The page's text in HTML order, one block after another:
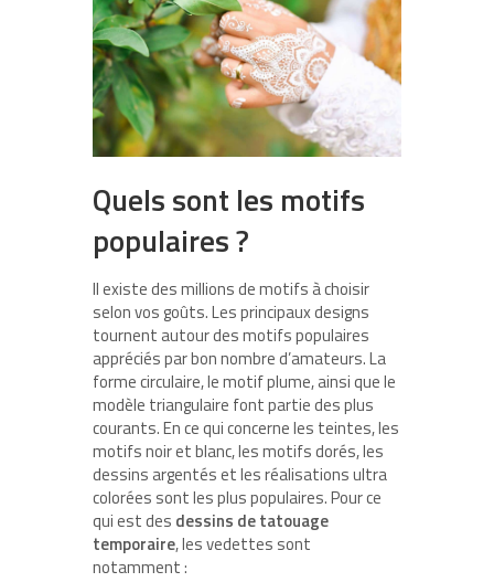
Quels sont les motifs
populaires ?
Il existe des millions de motifs à choisir
selon vos goûts. Les principaux designs
tournent autour des motifs populaires
appréciés par bon nombre d’amateurs. La
forme circulaire, le motif plume, ainsi que le
modèle triangulaire font partie des plus
courants. En ce qui concerne les teintes, les
motifs noir et blanc, les motifs dorés, les
dessins argentés et les réalisations ultra
colorées sont les plus populaires. Pour ce
qui est des dessins de tatouage
temporaire, les vedettes sont
notamment :